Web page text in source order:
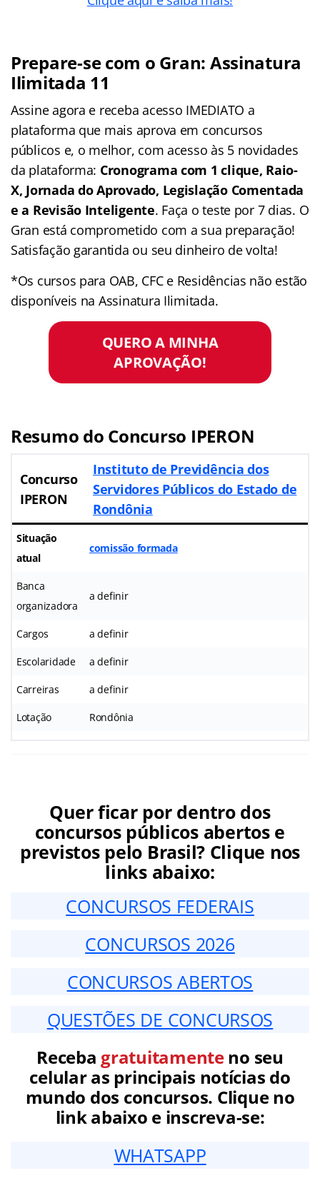
Prepare-se com o Gran: Assinatura
Ilimitada 11
Assine agora e receba acesso IMEDIATO a
plataforma que mais aprova em concursos
públicos e, o melhor, com acesso às 5 novidades
da plataforma: Cronograma com 1 clique, Raio-
X, Jornada do Aprovado, Legislação Comentada
e a Revisão Inteligente. Faça o teste por 7 dias. O
Gran está comprometido com a sua preparação!
Satisfação garantida ou seu dinheiro de volta!
*Os cursos para OAB, CFC e Residências não estão
disponíveis na Assinatura Ilimitada.
QUERO A MINHA
APROVAÇÃO!
Resumo do Concurso IPERON
Concurso
IPERON
Instituto de Previdência dos
Servidores Públicos do Estado de
Rondônia
Situação
atual
comissão formada
Banca
organizadora
a definir
Cargos a definir
Escolaridade a definir
Carreiras a definir
Lotação Rondônia
Quer ficar por dentro dos
concursos públicos abertos e
previstos pelo Brasil? Clique nos
links abaixo:
CONCURSOS FEDERAIS
CONCURSOS 2026
CONCURSOS ABERTOS
QUESTÕES DE CONCURSOS
Receba gratuitamenteno seu
celular as principais notícias do
mundo dos concursos. Clique no
link abaixo e inscreva-se:
WHATSAPP